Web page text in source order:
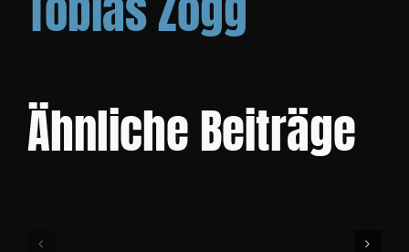
Ähnliche Beiträge